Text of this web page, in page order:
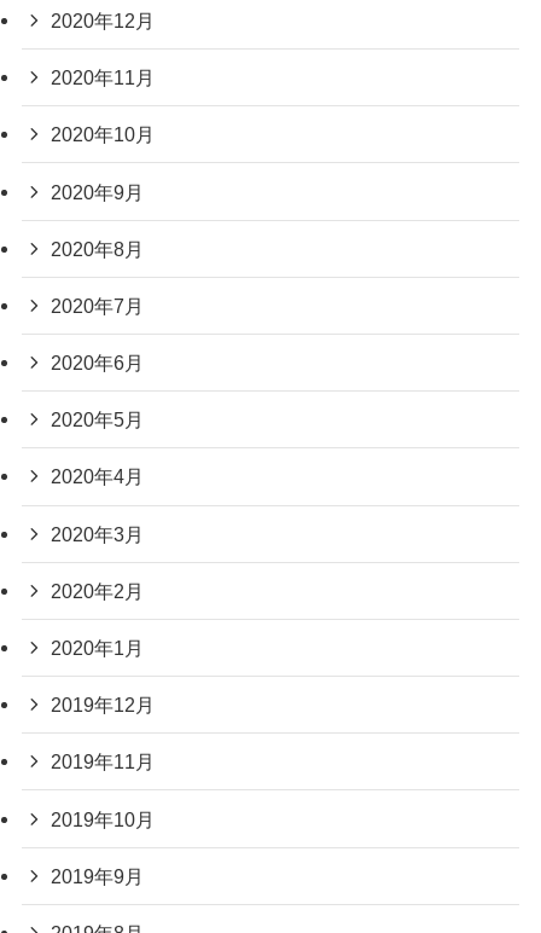
2020年12月
2020年11月
2020年10月
2020年9月
2020年8月
2020年7月
2020年6月
2020年5月
2020年4月
2020年3月
2020年2月
2020年1月
2019年12月
2019年11月
2019年10月
2019年9月